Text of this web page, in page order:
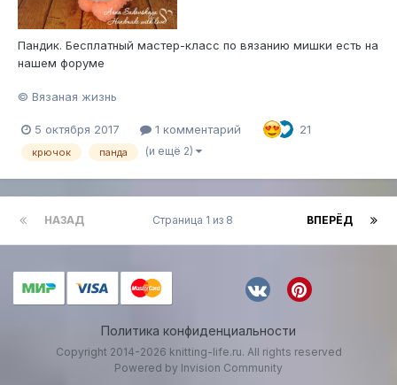
Пандик. Бесплатный мастер-класс по вязанию мишки есть на
нашем форуме
© Вязаная жизнь
5 октября 2017 1 комментарий 21
крючок панда (и ещё 2)
НАЗАД ВПЕРЁД
Страница 1 из 8
Политика конфиденциальности
Copyright 2014-2026 knitting-life.ru. All rights reserved
Powered by Invision Community